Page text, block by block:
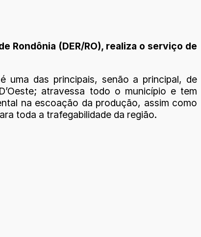
Rondônia (DER/RO), realiza o serviço de
uma das principais, senão a principal, de
atravessa todo o município e tem
na escoação da produção, assim como
toda a trafegabilidade da região.